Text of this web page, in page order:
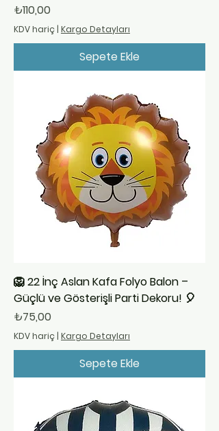
Fiyat
₺110,00
KDV hariç | Kargo Detayları
Sepete Ekle
🦁 22 İnç Aslan Kafa Folyo Balon –
Güçlü ve Gösterişli Parti Dekoru! 🎈
Fiyat
₺75,00
KDV hariç | Kargo Detayları
Sepete Ekle